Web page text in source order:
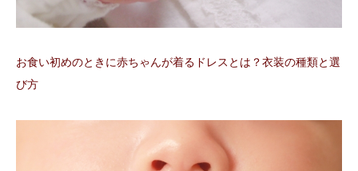
お食い初めのときに赤ちゃんが着るドレスとは？衣装の種類と選
び方